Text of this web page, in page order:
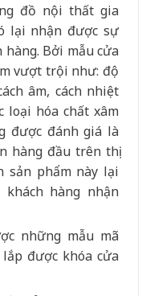
đồ nội thất gia
lại nhận được sự
Bởi mẫu cửa
vượt trội như: độ
âm, cách nhiệt
loại hóa chất xâm
được đánh giá là
hàng đầu trên thị
sản phẩm này lại
hàng nhận
những mẫu mã
được khóa cửa